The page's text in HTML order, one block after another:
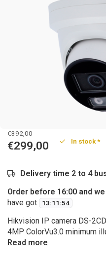
€392,00
€299,00 In stock *
Delivery time 2 to 4
Order before 16:00 and
have got
13:11:53
Hikvision IP camera DS-
4MP ColorVu3.0 minimum
Read more